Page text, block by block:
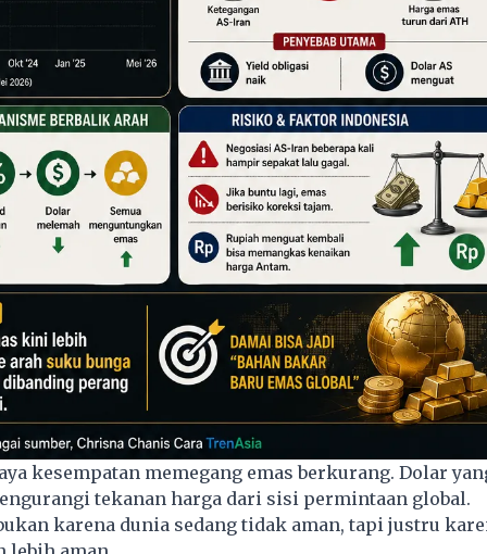
kesempatan memegang emas berkurang. Dolar
tekanan harga dari sisi permintaan global.
karena dunia sedang tidak aman, tapi justru